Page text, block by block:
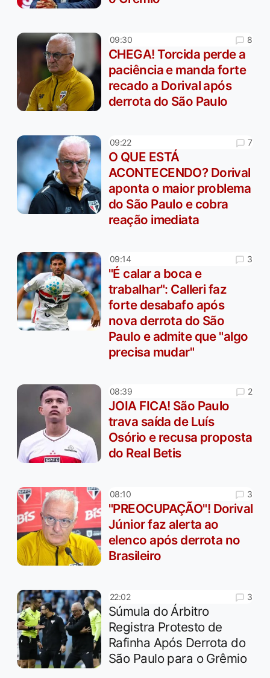
09:30 8
CHEGA! Torcida perde a
paciência e manda forte
recado a Dorival após
derrota do São Paulo
09:22 7
O QUE ESTÁ
ACONTECENDO? Dorival
aponta o maior problema
do São Paulo e cobra
reação imediata
09:14 3
"É calar a boca e
trabalhar": Calleri faz
forte desabafo após
nova derrota do São
Paulo e admite que "algo
precisa mudar"
08:39 2
JOIA FICA! São Paulo
trava saída de Luís
Osório e recusa proposta
do Real Betis
08:10 3
"PREOCUPAÇÃO"! Dorival
Júnior faz alerta ao
elenco após derrota no
Brasileiro
22:02 3
Súmula do Árbitro
Registra Protesto de
Rafinha Após Derrota do
São Paulo para o Grêmio